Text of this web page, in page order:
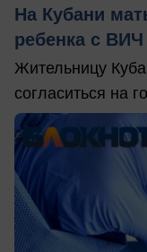
На Кубани
ребенка с
Жительницу
согласиться на